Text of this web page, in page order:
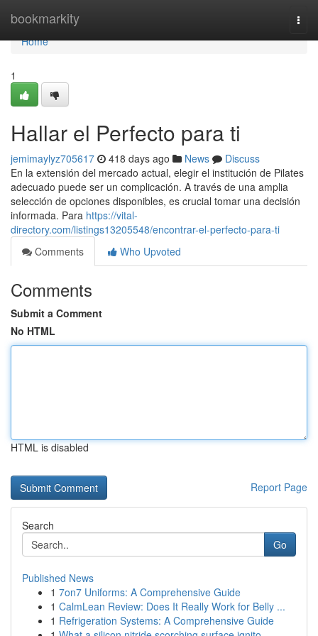
bookmarkity
Home
Home
1
Hallar el Perfecto para ti
jemimaylyz705617 418 days ago News
Discuss
En la extensión del mercado actual, elegir el institución de Pilates
adecuado puede ser un complicación. A través de una amplia
selección de opciones disponibles, es crucial tomar una decisión
informada. Para https://vital-
directory.com/listings13205548/encontrar-el-perfecto-para-ti
Comments
Who Upvoted
Comments
Submit a Comment
No HTML
HTML is disabled
Report Page
Search
Go
Published News
1 7on7 Uniforms: A Comprehensive Guide
1 CalmLean Review: Does It Really Work for Belly ...
1 Refrigeration Systems: A Comprehensive Guide